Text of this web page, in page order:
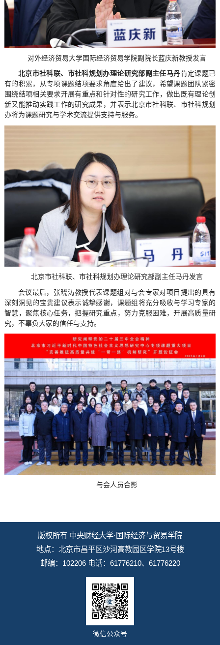
对外经济贸易大学国际经济贸易学院副院长蓝庆新教授发言
北京市社科联、市社科规划办理论研究部副主任马丹肯定课题已
有的积累，从专项课题结项要求角度给出了建议，希望课题团队紧密
围绕结项相关要求开展有重点和针对性的研究工作，做出既有理论创
新又能推动实践工作的研究成果，并表示北京市社科联、市社科规划
办将为课题研究与学术交流提供支持与服务。
北京市社科联、市社科规划办理论研究部副主任马丹发言
会议最后，张晓涛教授代表课题组对与会专家对项目提出的具有
深刻洞见的宝贵建议表示诚挚感谢，课题组将充分吸收与学习专家的
智慧，聚焦核心任务，把握研究重点，努力克服困难，开展高质量研
究，不辜负大家的信任与支持。
与会人员合影
版权所有 中央财经大学·国际经济与贸易学院
地点：北京市昌平区沙河高教园区学院13号楼
邮编：102206 电话：61776210、61776220
微信公众号